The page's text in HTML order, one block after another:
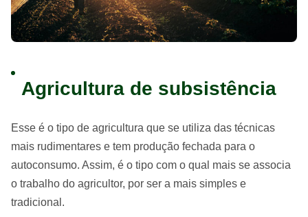
Agricultura de subsistência
Esse é o tipo de agricultura que se utiliza das técnicas
mais rudimentares e tem produção fechada para o
autoconsumo. Assim, é o tipo com o qual mais se associa
o trabalho do agricultor, por ser a mais simples e
tradicional.